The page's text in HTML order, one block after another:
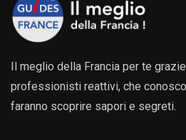
Il meglio della Francia per te
professionisti reattivi, che
faranno scoprire sapori e segreti.